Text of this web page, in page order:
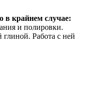
в крайнем случае:
и полировки.
глиной. Работа с ней